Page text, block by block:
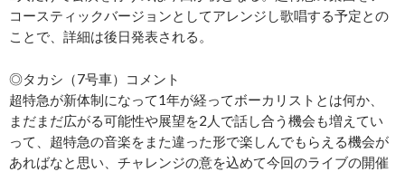
コースティックバージョンとしてアレンジし歌唱する予定との
ことで、詳細は後日発表される。
◎タカシ（7号車）コメント
超特急が新体制になって1年が経ってボーカリストとは何か、
まだまだ広がる可能性や展望を2人で話し合う機会も増えてい
って、超特急の音楽をまた違った形で楽しんでもらえる機会が
あればなと思い、チャレンジの意を込めて今回のライブの開催